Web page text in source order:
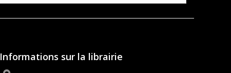
Informations sur la librairie